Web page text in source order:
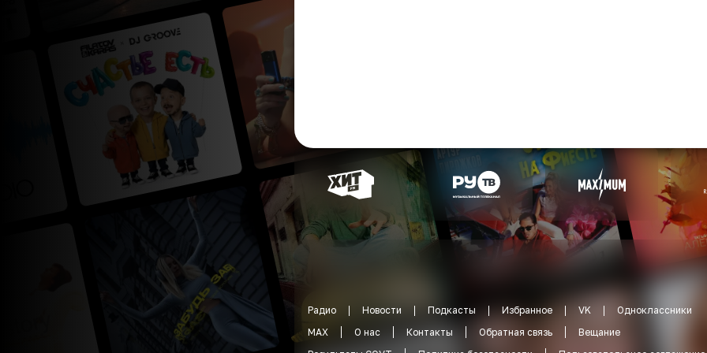
Радио Новости Подкасты Избранное VK
Одноклассники
MAX
О нас Контакты Обратная связь
Вещание